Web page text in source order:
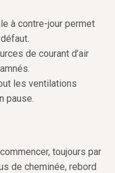
à contre-jour permet
de courant d’air
les ventilations
pause.
toujours par
de cheminée, rebord